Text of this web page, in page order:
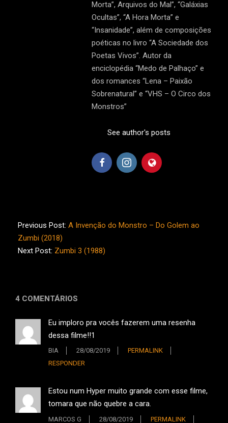
Morta”, Arquivos do Mal”, “Galáxias
Ocultas”, “A Hora Morta” e
“Insanidade”, além de composições
poéticas no livro “A Sociedade dos
Poetas Vivos”. Autor da
enciclopédia “Medo de Palhaço” e
dos romances “Lena – Paixão
Sobrenatural” e “VHS – O Circo dos
Monstros”
See author's posts
08-
27
Previous Post: A Invenção do Monstro – Do Golem ao
Zumbi (2018)
Next Post: Zumbi 3 (1988)
4 COMENTÁRIOS
Eu imploro pra vocês fazerem uma resenha
dessa filme!!1
BIA 28/08/2019
PERMALINK
RESPONDER
Estou num Hyper muito grande com esse filme,
tomara que não quebre a cara.
MARCOS G 28/08/2019
PERMALINK